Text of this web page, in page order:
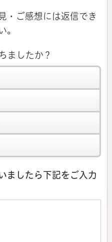
・ご感想には返信でき
。
ましたか？
ましたら下記をご入力